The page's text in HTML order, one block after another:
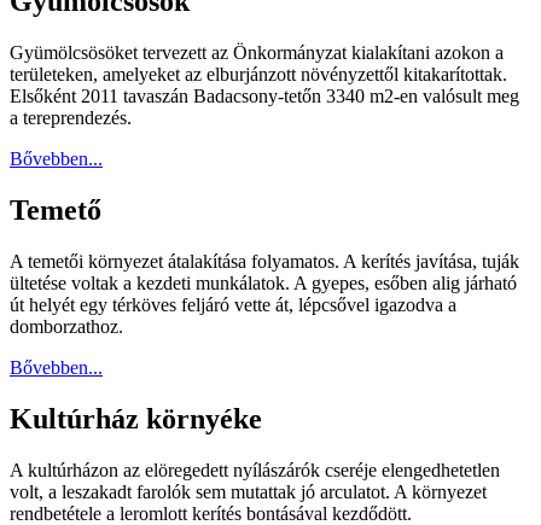
Gyümölcsösöket tervezett az Önkormányzat kialakítani azokon a
területeken, amelyeket az elburjánzott növényzettől kitakarítottak.
Elsőként 2011 tavaszán Badacsony-tetőn 3340 m2-en valósult meg
a tereprendezés.
Bővebben...
Temető
A temetői környezet átalakítása folyamatos. A kerítés javítása, tuják
ültetése voltak a kezdeti munkálatok. A gyepes, esőben alig járható
út helyét egy térköves feljáró vette át, lépcsővel igazodva a
domborzathoz.
Bővebben...
Kultúrház környéke
A kultúrházon az elöregedett nyílászárók cseréje elengedhetetlen
volt, a leszakadt farolók sem mutattak jó arculatot. A környezet
rendbetétele a leromlott kerítés bontásával kezdődött.